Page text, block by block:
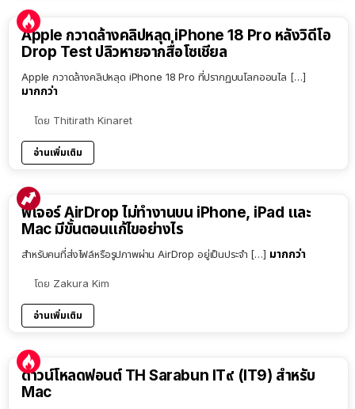
Apple กวาดล้างคลิปหลุด iPhone 18 Pro หลังวิดีโอ
Drop Test ปลิวหายจากสื่อโซเชียล
Apple กวาดล้างคลิปหลุด iPhone 18 Pro ที่ปรากฏบนโลกออนไล […]
มากกว่า
โดย Thitirath Kinaret
อ่านเพิ่มเติม
ฟีเจอร์ AirDrop ไม่ทำงานบน iPhone, iPad และ
Mac มีขั้นตอนแก้ไขอย่างไร
สำหรับคนที่ส่งไฟล์หรือรูปภาพผ่าน AirDrop อยู่เป็นประจำ […] มากกว่า
โดย Zakura Kim
อ่านเพิ่มเติม
ดาวน์โหลดฟอนต์ TH Sarabun IT๙ (IT9) สำหรับ
Mac